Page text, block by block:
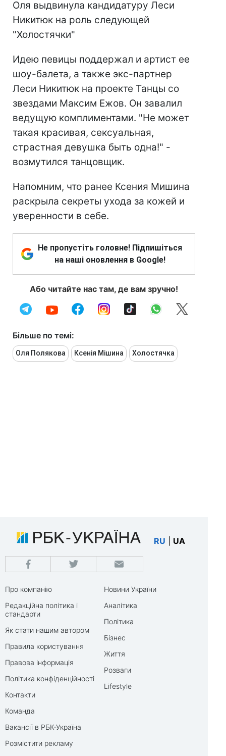
Оля выдвинула кандидатуру Леси
Никитюк на роль следующей
"Холостячки"
Идею певицы поддержал и артист ее
шоу-балета, а также экс-партнер
Леси Никитюк на проекте Танцы со
звездами Максим Ежов. Он завалил
ведущую комплиментами. "Не может
такая красивая, сексуальная,
страстная девушка быть одна!" -
возмутился танцовщик.
Напомним, что ранее Ксения Мишина
раскрыла секреты ухода за кожей и
уверенности в себе.
Не пропустіть головне! Підпишіться
на наші оновлення в Google!
Або читайте нас там, де вам зручно!
Більше по темі:
Оля Полякова Ксенія Мішина Холостячка
RU UA
Про компанію
Редакційна політика і
стандарти
Як стати нашим автором
Правила користування
Правова інформація
Політика конфіденційності
Контакти
Команда
Вакансії в РБК-Україна
Розмістити рекламу
Новини України
Аналітика
Політика
Бізнес
Життя
Розваги
Lifestyle